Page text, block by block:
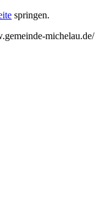
springen.
michelau.de/